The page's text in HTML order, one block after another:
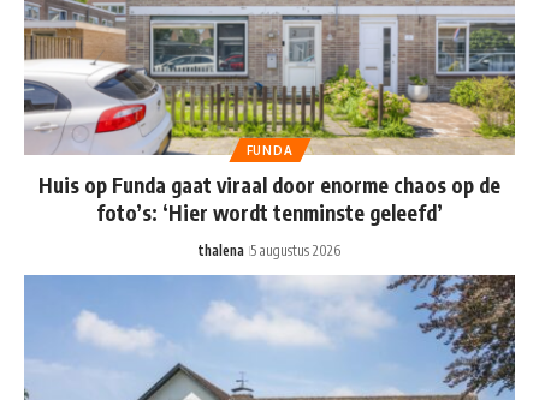
FUNDA
Huis op Funda gaat viraal door enorme chaos op de
foto’s: ‘Hier wordt tenminste geleefd’
thalena 5 augustus 2026